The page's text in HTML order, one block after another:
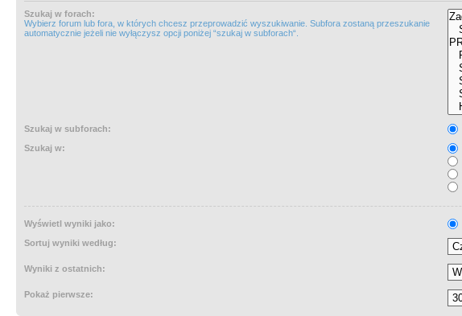
Szukaj w forach:
Wybierz forum lub fora, w których chcesz przeprowadzić wyszukiwanie. Subfora zostaną przeszukanie
automatycznie jeżeli nie wyłączysz opcji poniżej “szukaj w subforach“.
Szukaj w subforach:
Szukaj w:
Wyświetl wyniki jako:
Sortuj wyniki według:
Wyniki z ostatnich:
Pokaż pierwsze: